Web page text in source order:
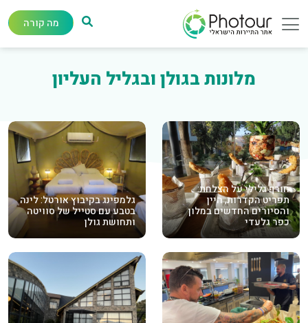
מה קורה
מלונות בגולן ובגליל העליון
חורף גלילי על הצלחת:
תפריט הקדרות, היין
והסיורים החדשים במלון
כפר גלעדי
גלמפינג בקיבוץ אורטל: לינה
בטבע עם סטייל של סוויטה
ותחושת גולן